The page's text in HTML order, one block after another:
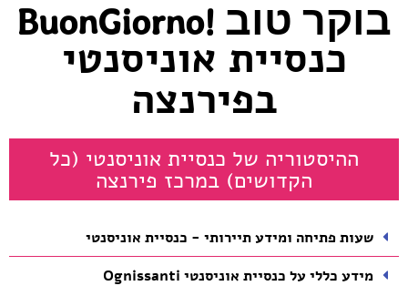
בוקר טוב !BuonGiorno
כנסיית אוניסנטי
בפירנצה
ההיסטוריה של כנסיית אוניסנטי (כל
הקדושים) במרכז פירנצה
שעות פתיחה ומידע תיירותי - כנסיית אוניסנטי
מידע כללי על כנסיית אוניסנטי Ognissanti